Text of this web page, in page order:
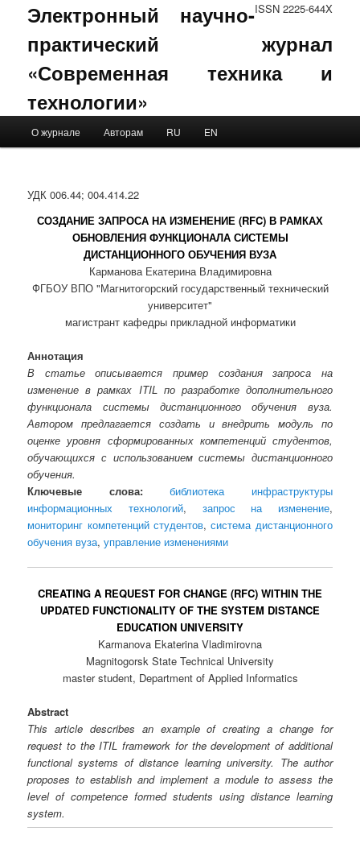
ISSN 2225-644X
Электронный научно-
практический журнал
«Современная техника и
технологии»
Skip to primary content
Skip to secondary content
О журнале Авторам RU EN
УДК 006.44; 004.414.22
СОЗДАНИЕ ЗАПРОСА НА ИЗМЕНЕНИЕ (RFC) В РАМКАХ
ОБНОВЛЕНИЯ ФУНКЦИОНАЛА СИСТЕМЫ
ДИСТАНЦИОННОГО ОБУЧЕНИЯ ВУЗА
Карманова Екатерина Владимировна
ФГБОУ ВПО "Магнитогорский государственный технический
университет"
магистрант кафедры прикладной информатики
Аннотация
В статье описывается пример создания запроса на
изменение в рамках ITIL по разработке дополнительного
функционала системы дистанционного обучения вуза.
Автором предлагается создать и внедрить модуль по
оценке уровня сформированных компетенций студентов,
обучающихся с использованием системы дистанционного
обучения.
Ключевые слова:
библиотека инфраструктуры
информационных технологий, запрос на изменение,
мониторинг компетенций студентов,система дистанционного
обучения вуза,управление изменениями
CREATING A REQUEST FOR CHANGE (RFC) WITHIN THE
UPDATED FUNCTIONALITY OF THE SYSTEM DISTANCE
EDUCATION UNIVERSITY
Karmanova Ekaterina Vladimirovna
Magnitogorsk State Technical University
master student, Department of Applied Informatics
Abstract
This article describes an example of creating a change for
request to the ITIL framework for the development of additional
functional systems of distance learning university. The author
proposes to establish and implement a module to assess the
level of competence formed students using distance learning
system.